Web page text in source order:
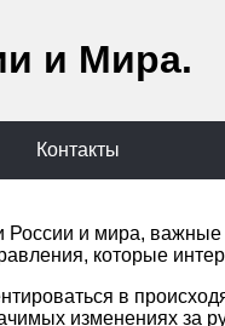
и Мира.
Контакты
России и мира,
которые
в
изменениях за